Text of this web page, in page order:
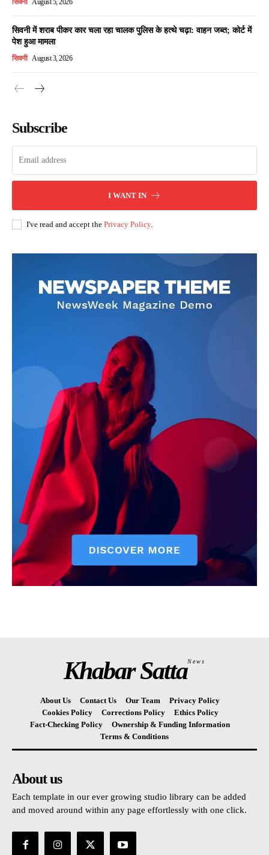
सिवनी August 5, 2026
सिवनी में शराब पीकर कार चला रहा चालक पुलिस के हत्थे चढ़ा: वाहन जब्त; कोर्ट में
पेश हुआ मामला
सिवनी August 3, 2026
Subscribe
I WANT IN
I've read and accept the Privacy Policy.
Khabar SattaNews
About Us Contact Us Our Team
Privacy Policy
Cookies Policy
Corrections Policy
Ethics Policy
Fact-Checking Policy
Ownership & Funding Information
Terms & Conditions
About us
Each template in our ever growing studio library can be added
and moved around within any page effortlessly with one click.